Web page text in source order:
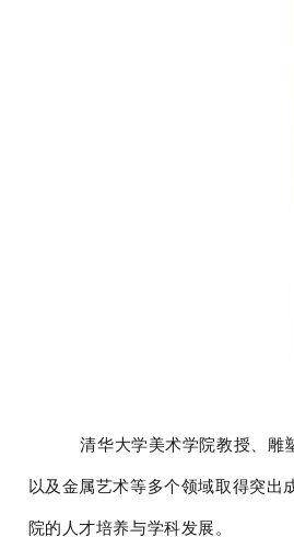
清华大学美术学院教授、雕
以及金属艺术等多个领域取得突
院的人才培养与学科发展。